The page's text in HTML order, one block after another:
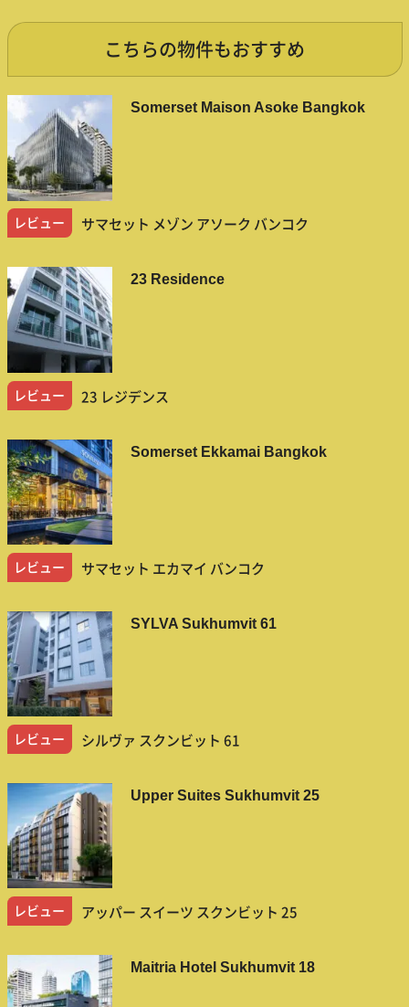
こちらの物件もおすすめ
Somerset Maison Asoke Bangkok
レビュー サマセット メゾン アソーク バンコク
23 Residence
レビュー 23 レジデンス
Somerset Ekkamai Bangkok
レビュー サマセット エカマイ バンコク
SYLVA Sukhumvit 61
レビュー シルヴァ スクンビット 61
Upper Suites Sukhumvit 25
レビュー アッパー スイーツ スクンビット 25
Maitria Hotel Sukhumvit 18